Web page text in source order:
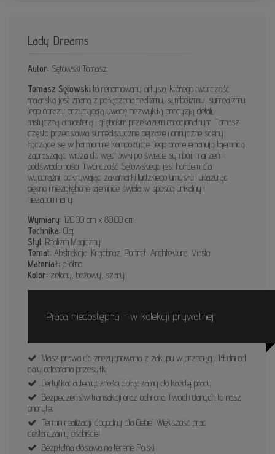
Lady Dreams
Autor: Sętowski Tomasz
Tomasz Sętowski to renomowany artysta, którego twórczość
malarska jest znana z połączenia realizmu, symbolizmu i surrealizmu.
Jego obrazy przyciągają uwagę niezwykłą precyzją detali,
mistyczną atmosferą i głębokim przekazem emocjonalnym. Tomasz
często przedstawia surrealistyczne pejzaże i oniryczne sceny
łączące się w harmonijne kompozycje. Jego prace emanują tajemnicą,
zapraszając widza do wędrówki po świecie symboli, marzeń i
podświadomości. Twórczość Sętowskiego jest hołdem dla
wyobraźni, odkrywając zakamarki ludzkiego umysłu i ukazując
piękno i niezgłębione tajemnice świata w sposób unikalny i
niezapomniany.
Wymiary: 120.00 cm x 80.00 cm
Technika: Olej
Styl: Realizm Magiczny
Temat: Abstrakcja, Krajobraz, Portret, Architektura, Miasta
Materiał: płótno
Kolor: zielony, beżowy, szary
Praca niedostępna - w kolekcji prywatnej
Masz prawo do zrezygnowania z zakupu w przeciągu 14 dni od
daty odebrania przesyłki.
Certyfikat autentyczności dołączamy do każdej pracy.
Bezpieczeństw transakcji oraz ochrona Twoich danych to nasz
priorytet.
Termin realizacji: dogodny dla Ciebie! Większość prac
dostarczamy osobiście!
Bezpłatna dostawa na terenie Polski!